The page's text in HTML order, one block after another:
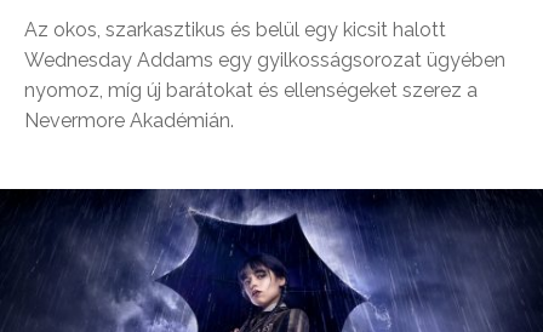
Az okos, szarkasztikus és belül egy kicsit halott
Wednesday Addams egy gyilkosságsorozat ügyében
nyomoz, míg új barátokat és ellenségeket szerez a
Nevermore Akadémián.